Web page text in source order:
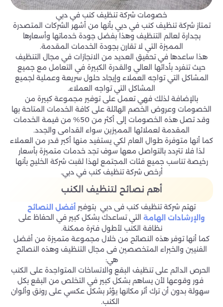
خصومات شركة تنظيف كنب في دبي
تمتاز شركة تنظيف كنب في دبي بأنها من أشهر الشركات المتصدرة
بجدارة لعالم التنظيف وهذا بفضل جودة خدماتها وأسعارها
المميزة التي لا تقارن بجودة الخدمات المقدمة.
هذا ساعدها في تحقيق العديد من الانجازات في مجال التنظيف
حيث تنفرد بأدائها العالي والقدرة الكبيرة في التعامل مع جميع
المشاكل التي تواجه العملاء وإيجاد حلول سريعة وعملية لجميع
المشاكل التي تواجه العملاء.
بالإضافة لذلك فهي تعمل على توفير مجموعة كبيرة من
الخصومات وعروض الخصم الهائلة على كافة الخدمات المتاحة بها
وقد تصل هذه الخصومات إلى أكثر من 50% من قيمة الخدمات
المقدمة لعملائها المميزين سواء القدامى والجدد.
كما أنها متوفرة طوال العام لكي يستفيد منها أكبر قدر من العملاء
لذا فلا تتردد بالتواصل معها سوف تجد خدمات متميزة بأسعار
رخيصة تناسب جميع فئات المجتمع لهذا لقبت شركة الخليج بأنها
أرخص شركة تنظيف كنب في دبي.
أهم نصائح لتنظيف الكنب
تهتم شركة تنظيف كنب فى دبي بتوفير أفضل النصائح
والإرشادات الهامة التي تساعدك بشكل كبير في الحفاظ على
نظافة الكنب لأطول فترة ممكنة.
كما أنها توفر هذه النصائح من خلال مجموعة متميزة من أفضل
الفنيين والخبراء المتخصصين فى مجال التنظيف وهذه النصائح
هي:
الحرص الدائم على تنظيف البقع والاتساخات المتواجدة على الكنب
فور وقوعها لأن يساهم بشكل كبير في التخلص من البقع بكل
سهولة بدون أن ترك أثر مكانها يؤثر بشكل عكسي على رونق وألوان
الكنب.